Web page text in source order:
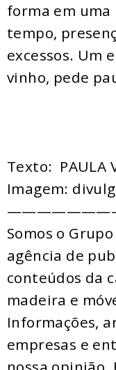
forma em
tempo,
excessos. Um
vinho, pede
Texto: PAULA
Imagem:
Somos o
agência de
conteúdos da
madeira e
Informações,
empresas e